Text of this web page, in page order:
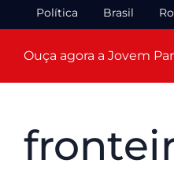
Política Brasil
Ouça agora a Jovem